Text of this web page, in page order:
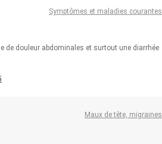
Symptômes et maladies courantes
de douleur abdominales et surtout une diarrhée
Maux de tête, migraines